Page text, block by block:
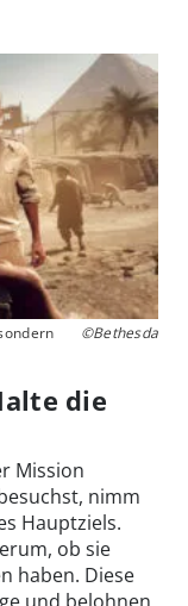
©Bethesda
die
Mission
nimm
Hauptziels.
ob sie
haben. Diese